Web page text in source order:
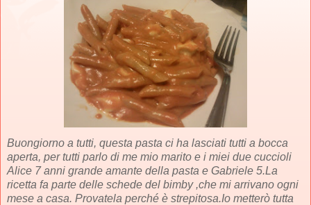
Buongiorno a tutti, questa pasta ci ha lasciati tutti a bocca
aperta, per tutti parlo di me mio marito e i miei due cuccioli
Alice 7 anni grande amante della pasta e Gabriele 5.La
ricetta fa parte delle schede del bimby ,che mi arrivano ogni
mese a casa. Provatela perché è strepitosa.Io metterò tutta